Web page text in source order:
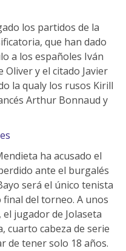
los partidos de la
que han dado
a los españoles Iván
Oliver y el citado Javier
la qualy los rusos Kirill
Arthur Bonnaud y
ha acusado el
ante el burgalés
será el único tenista
del torneo. A unos
jugador de Jolaseta
cuarto cabeza de serie
de tener solo 18 años.